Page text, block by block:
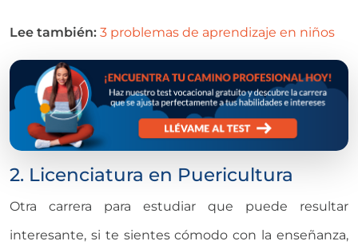
Lee también: 3 problemas de aprendizaje en niños
2. Licenciatura en Puericultura
Otra carrera para estudiar que puede resultar
interesante, si te sientes cómodo con la enseñanza,